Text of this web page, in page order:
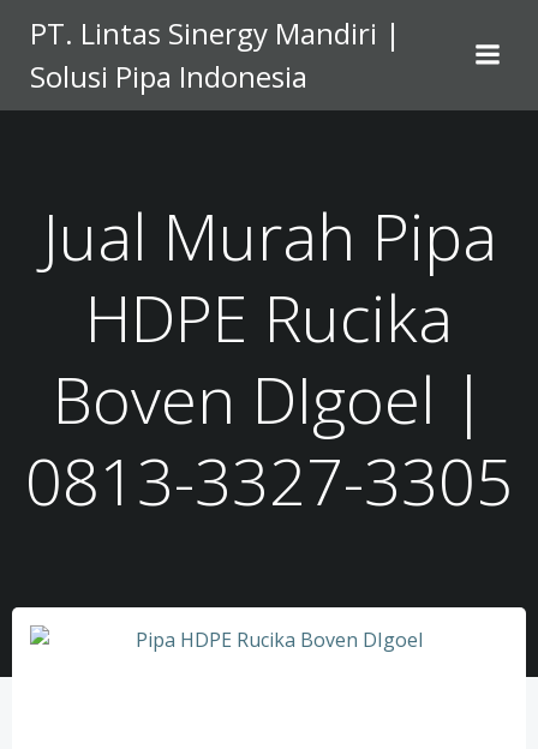
to
content
PT. Lintas Sinergy Mandiri |
Solusi Pipa Indonesia
Jual Murah Pipa
HDPE Rucika
Boven DIgoel |
0813-3327-3305